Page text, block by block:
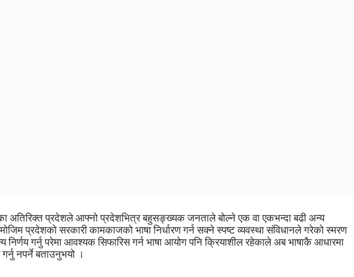
अतिरिक्त प्रदेशले आफ्नो प्रदेशभित्र बहुसङ्ख्यक जनताले बोल्ने एक वा एकभन्दा बढी अन्य
प्रदेशको सरकारी कामकाजको भाषा निर्धारण गर्न सक्ने स्पष्ट व्यवस्था संविधानले गरेको स्मरण
निर्णय गर्नु परेमा आवश्यक सिफारिस गर्न भाषा आयोग पनि क्रियाशील रहेकाले अब भाषाकै आधारमा
नपर्ने बताउनुभयो ।